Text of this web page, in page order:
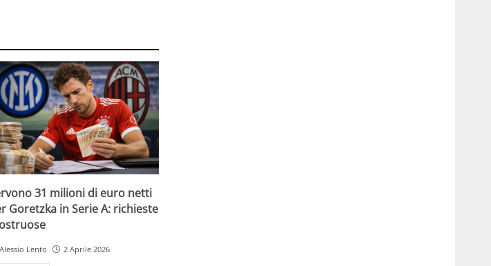
31 milioni di euro netti
Goretzka in Serie A: richieste
Alessio Lento 2 Aprile 2026